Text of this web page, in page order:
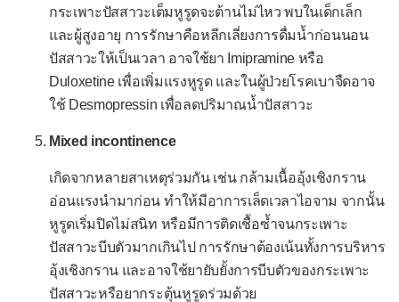
เม็ดเลือดแดงมาก
เม็ดเลือดขาวน้อย (ต่ำ)
เม็ดเลือดขาวมาก (สูง)
-- เมตาบอลิซึม --
กรดยูริกในเลือดสูง
ไขมันในเลือดผิดปกติ
คลอไรด์ในเลือดต่ำ
กระเพาะปัสสาวะเต็มหูรูดจะต้านไม่ไหว พบในเด็กเล็ก
และผู้สูงอายุ การรักษาคือหลีกเลี่ยงการดื่มน้ำก่อนนอน
ปัสสาวะให้เป็นเวลา อาจใช้ยา Imipramine หรือ
Duloxetine เพื่อเพิ่มแรงหูรูด และในผู้ป่วยโรคเบาจืดอาจ
ใช้ Desmopressin เพื่อลดปริมาณน้ำปัสสาวะ
Mixed incontinence
เกิดจากหลายสาเหตุร่วมกัน เช่น กล้ามเนื้ออุ้งเชิงกราน
อ่อนแรงนำมาก่อน ทำให้มีอาการเล็ดเวลาไอจาม จากนั้น
หูรูดเริ่มปิดไม่สนิท หรือมีการติดเชื้อซ้ำจนกระเพาะ
ปัสสาวะบีบตัวมากเกินไป การรักษาต้องเน้นทั้งการบริหาร
อุ้งเชิงกราน และอาจใช้ยายับยั้งการบีบตัวของกระเพาะ
ปัสสาวะหรือยากระตุ้นหูรูดร่วมด้วย